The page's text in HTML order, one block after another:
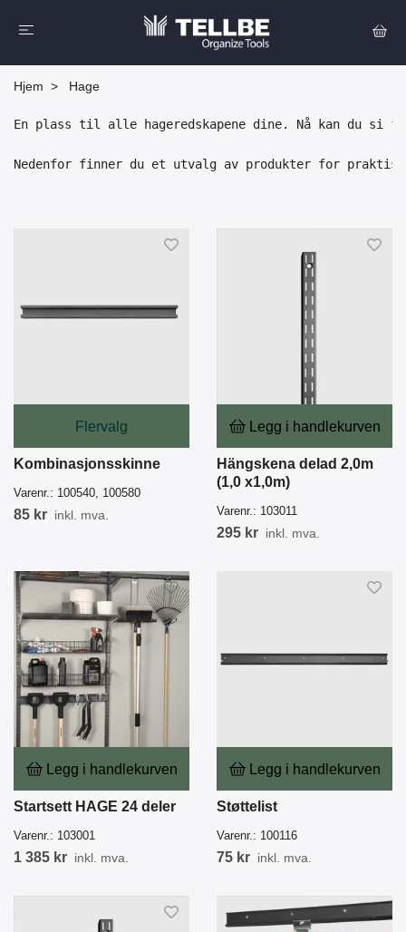
Hjem Hage
En plass til alle hageredskapene dine. Nå kan du si
Nedenfor finner du et utvalg av produkter for praktisk
Flervalg
Kombinasjonsskinne
Varenr.: 100540, 100580
85 kr inkl. mva.
Legg i handlekurven
Hängskena delad 2,0m
(1,0 x1,0m)
Varenr.: 103011
295 kr inkl. mva.
Legg i handlekurven
Startsett HAGE 24 deler
Varenr.: 103001
1 385 kr inkl. mva.
Legg i handlekurven
Støttelist
Varenr.: 100116
75 kr inkl. mva.